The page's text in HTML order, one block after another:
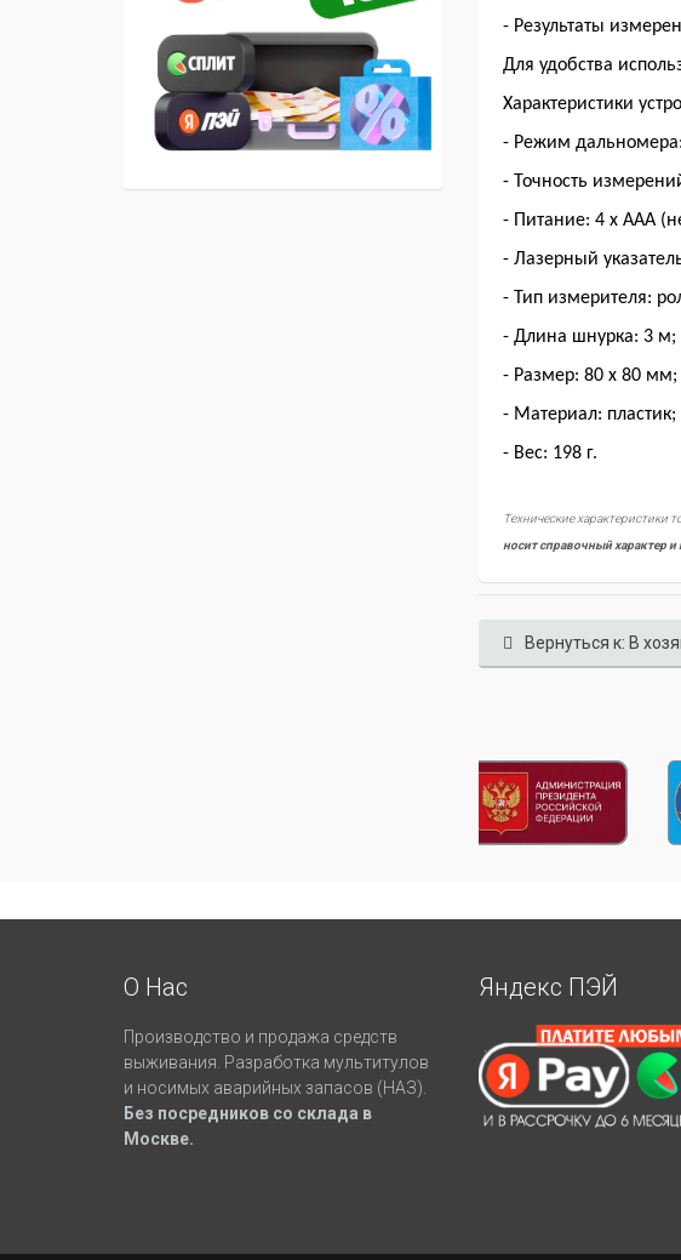
- Результаты
Для удобства
Характеристики
- Режим
- Точность
- Питание: 4 х ААА
- Лазерный
- Тип измерителя:
- Длина шнурка: 3 м;
- Размер: 80 х 80 мм;
- Материал: пластик;
- Вес: 198 г.
Технические характеристики
носит справочный характер
Вернуться к: В
О Нас
Производство и продажа средств
выживания. Разработка мультитулов
и носимых аварийных запасов (НАЗ).
Без посредников со склада в
Москве.
Яндекс ПЭЙ